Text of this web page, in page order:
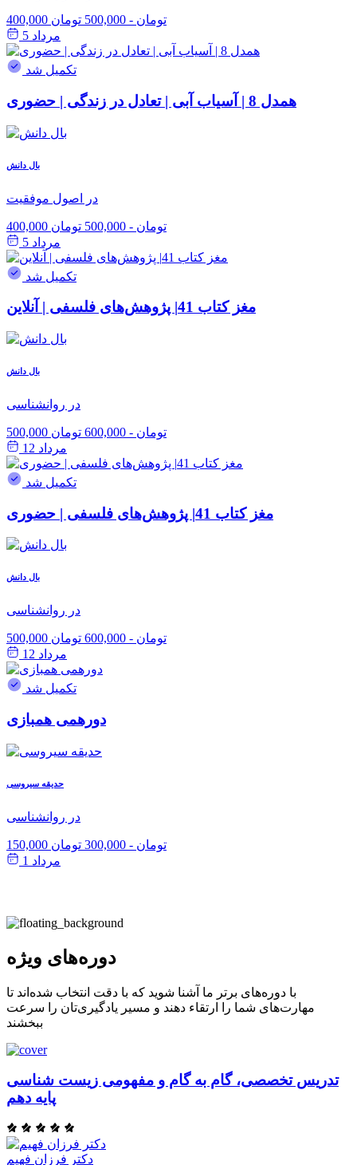
400,000 تومان - 500,000 تومان
مرداد 5
تکمیل شد
همدل 8 | آسیاب آبی | تعادل در زندگی | حضوری
بال دانش
در اصول موفقیت
400,000 تومان - 500,000 تومان
مرداد 5
تکمیل شد
مغز کتاب 41| پژوهش‌های فلسفی | آنلاین
بال دانش
در روانشناسی
500,000 تومان - 600,000 تومان
مرداد 12
تکمیل شد
مغز کتاب 41| پژوهش‌های فلسفی | حضوری
بال دانش
در روانشناسی
500,000 تومان - 600,000 تومان
مرداد 12
تکمیل شد
دورهمی همبازی
حدیقه سیروسی
در روانشناسی
150,000 تومان - 300,000 تومان
مرداد 1
دوره‌های ویژه
با دوره‌های برتر ما آشنا شوید که با دقت انتخاب شده‌اند تا
مهارت‌های شما را ارتقاء دهند و مسیر یادگیری‌تان را سرعت
ببخشند
تدریس تخصصی، گام به گام و مفهومی زیست شناسی
پایه دهم
دکتر فرزان فهیم